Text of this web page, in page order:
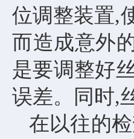
位调整装置,
而造成意外
是要调整好
误差。同时,
在以往的